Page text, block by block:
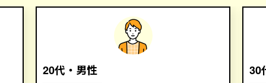
20代・男性
30